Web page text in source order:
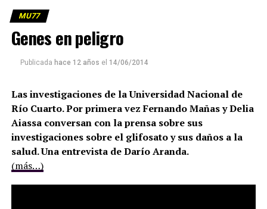
MU77
Genes en peligro
Publicada hace 12 años el 14/06/2014
Las investigaciones de la Universidad Nacional de
Río Cuarto. Por primera vez Fernando Mañas y Delia
Aiassa conversan con la prensa sobre sus
investigaciones sobre el glifosato y sus daños a la
salud. Una entrevista de Darío Aranda.
(más…)